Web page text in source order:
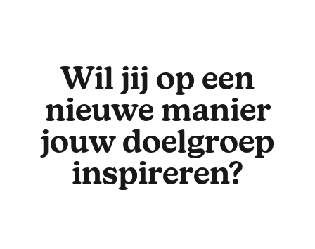
Wil jij op een
nieuwe manier
jouw doelgroep
inspireren?